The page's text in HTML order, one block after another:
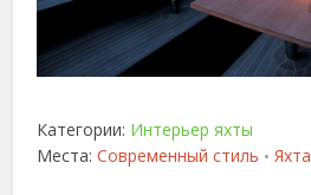
Категории: Интерьер яхты
Места:Современный стиль • Яхта